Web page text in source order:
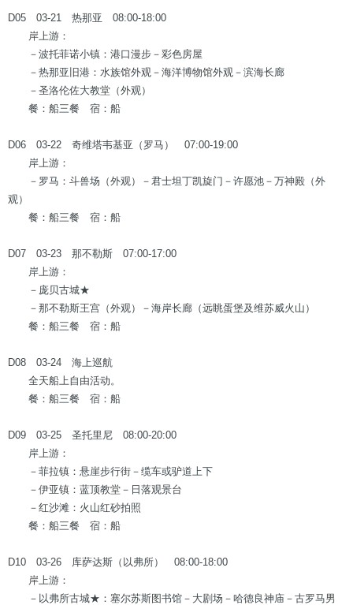
D05 03-21 热那亚 08:00-18:00
岸上游：
－波托菲诺小镇：港口漫步－彩色房屋
－热那亚旧港：水族馆外观－海洋博物馆外观－滨海长廊
－圣洛伦佐大教堂（外观）
餐：船三餐 宿：船
D06 03-22 奇维塔韦基亚（罗马） 07:00-19:00
岸上游：
－罗马：斗兽场（外观）－君士坦丁凯旋门－许愿池－万神殿（外
观）
餐：船三餐 宿：船
D07 03-23 那不勒斯 07:00-17:00
岸上游：
－庞贝古城★
－那不勒斯王宫（外观）－海岸长廊（远眺蛋堡及维苏威火山）
餐：船三餐 宿：船
D08 03-24 海上巡航
全天船上自由活动。
餐：船三餐 宿：船
D09 03-25 圣托里尼 08:00-20:00
岸上游：
－菲拉镇：悬崖步行街－缆车或驴道上下
－伊亚镇：蓝顶教堂－日落观景台
－红沙滩：火山红砂拍照
餐：船三餐 宿：船
D10 03-26 库萨达斯（以弗所） 08:00-18:00
岸上游：
－以弗所古城★：塞尔苏斯图书馆－大剧场－哈德良神庙－古罗马男